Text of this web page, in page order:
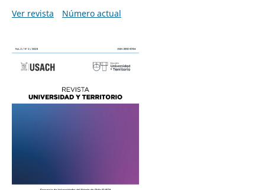
Ver revista
Número actual